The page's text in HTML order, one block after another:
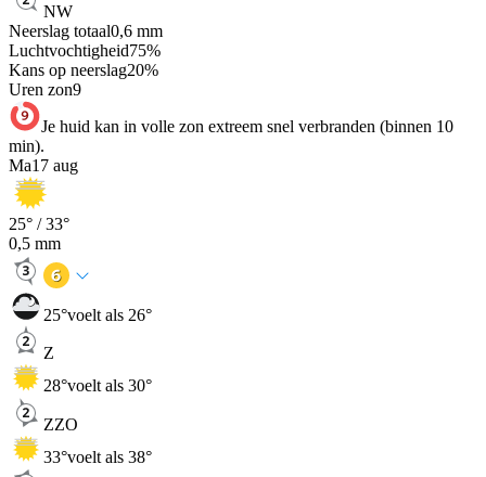
NW
Neerslag totaal0,6 mm
Luchtvochtigheid75%
Kans op neerslag20%
Uren zon9
Je huid kan in volle zon extreem snel verbranden (binnen 10
min).
Ma17 aug
25° /33°
0,5 mm
25°voelt als 26°
Z
28°voelt als 30°
ZZO
33°voelt als 38°